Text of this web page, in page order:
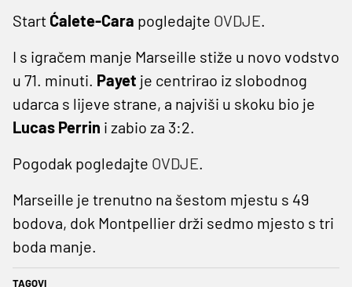
Start Ćalete-Cara pogledajte OVDJE.
I s igračem manje Marseille stiže u novo vodstvo
u 71. minuti. Payet je centrirao iz slobodnog
udarca s lijeve strane, a najviši u skoku bio je
Lucas Perrin i zabio za 3:2.
Pogodak pogledajte OVDJE.
Marseille je trenutno na šestom mjestu s 49
bodova, dok Montpellier drži sedmo mjesto s tri
boda manje.
TAGOVI